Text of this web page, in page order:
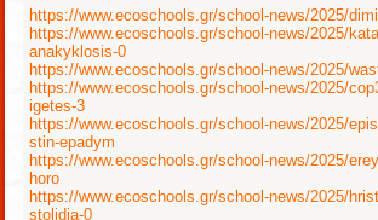
https://www.ecoschools.gr/school-news/2025/
https://www.ecoschools.gr/school-news/2025/
anakyklosis-0
https://www.ecoschools.gr/school-news/2025/
https://www.ecoschools.gr/school-news/2025/
igetes-3
https://www.ecoschools.gr/school-news/2025/
stin-epadym
https://www.ecoschools.gr/school-news/2025/
horo
https://www.ecoschools.gr/school-news/2025/
stolidia-0